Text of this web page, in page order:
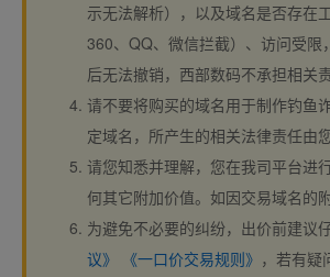
示无法解析），以及域名是否存在
360、QQ、微信拦截）、访问受限
后无法撤销，西部数码不承担相关责
请不要将购买的域名用于制作钓鱼
定域名，所产生的相关法律责任由
请您知悉并理解，您在我司平台进
何其它附加价值。如因交易域名的
为避免不必要的纠纷，出价前建议
议》
《一口价交易规则》 ，若有疑